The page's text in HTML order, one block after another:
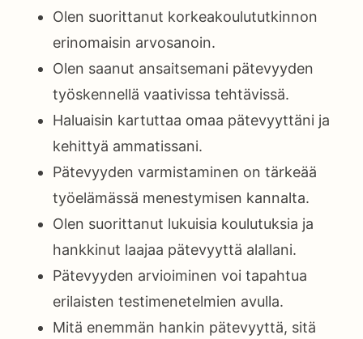
Olen suorittanut korkeakoulututkinnon
erinomaisin arvosanoin.
Olen saanut ansaitsemani pätevyyden
työskennellä vaativissa tehtävissä.
Haluaisin kartuttaa omaa pätevyyttäni ja
kehittyä ammatissani.
Pätevyyden varmistaminen on tärkeää
työelämässä menestymisen kannalta.
Olen suorittanut lukuisia koulutuksia ja
hankkinut laajaa pätevyyttä alallani.
Pätevyyden arvioiminen voi tapahtua
erilaisten testimenetelmien avulla.
Mitä enemmän hankin pätevyyttä, sitä